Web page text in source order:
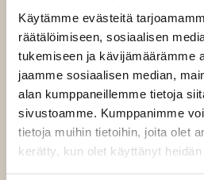
Käytämme evästeitä
räätälöimiseen, sosiaalisen
tukemiseen ja kävijämäärämme
jaamme sosiaalisen median,
alan kumppaneillemme tietoja
sivustoamme. Kumppanimme
tietoja muihin tietoihin, joita olet
kerätty, kun olet käyttänyt heidän
e
l
e
e
a
t
A
u
k
e
a
Muut teokset